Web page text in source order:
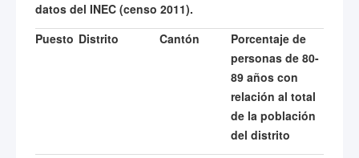
datos del INEC (censo 2011).
Puesto Distrito Cantón
Porcentaje de
personas de 80-
89 años con
relación al total
de la población
del distrito